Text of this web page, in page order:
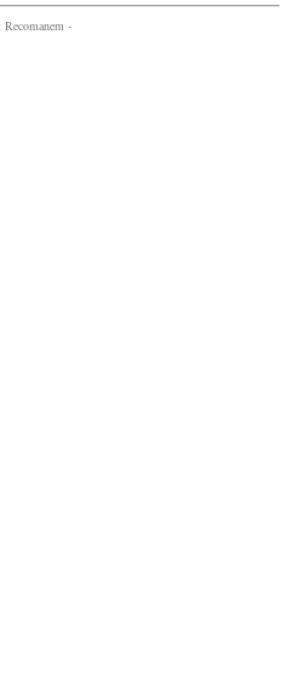
Recomanem -